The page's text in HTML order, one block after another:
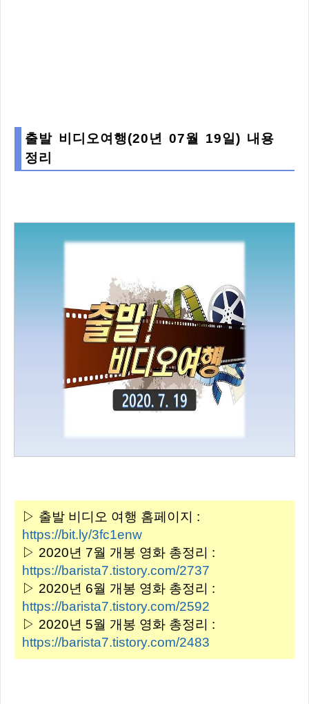
출발 비디오여행(20년 07월 19일) 내용
정리
▷ 출발 비디오 여행 홈페이지 :
https://bit.ly/3fc1enw
▷ 2020년 7월 개봉 영화 총정리 :
https://barista7.tistory.com/2737
▷ 2020년 6월 개봉 영화 총정리 :
https://barista7.tistory.com/2592
▷ 2020년 5월 개봉 영화 총정리 :
https://barista7.tistory.com/2483